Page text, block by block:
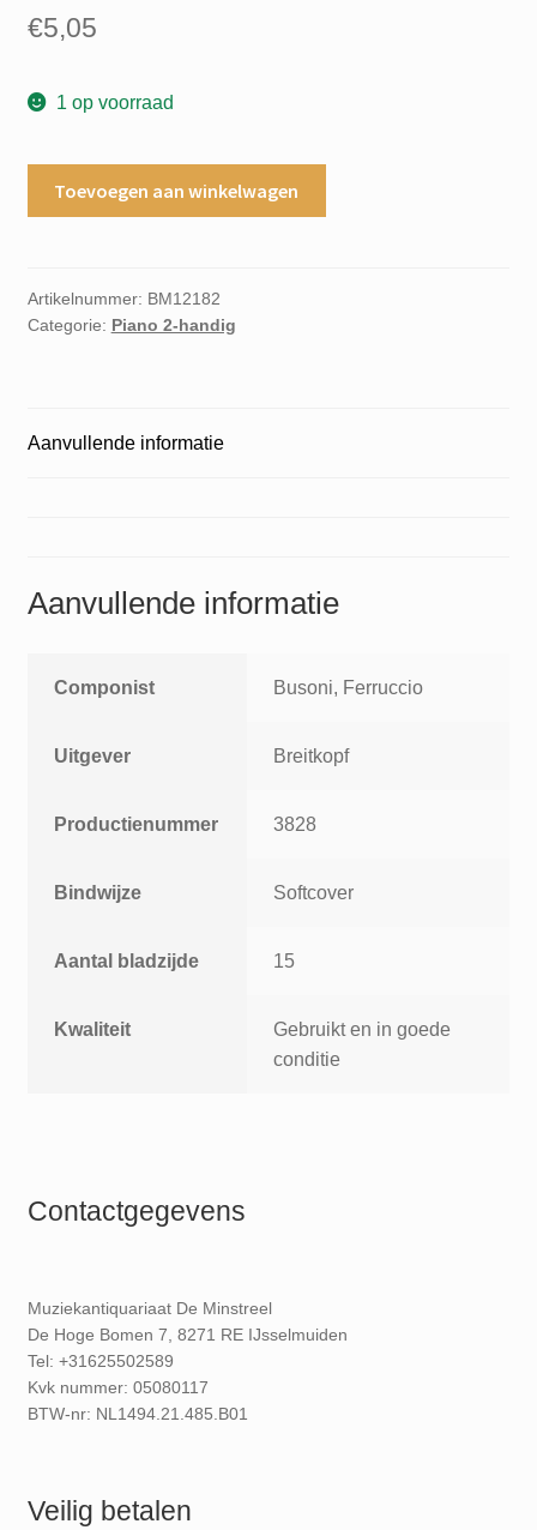
€5,05
1 op voorraad
aantal
Toevoegen aan winkelwagen
Artikelnummer: BM12182
Categorie: Piano 2-handig
Aanvullende informatie
Aanvullende informatie
Componist Busoni, Ferruccio
Uitgever Breitkopf
Productienummer 3828
Bindwijze Softcover
Aantal bladzijde 15
Kwaliteit
Gebruikt en in goede
conditie
Contactgegevens
Muziekantiquariaat De Minstreel
De Hoge Bomen 7, 8271 RE IJsselmuiden
Tel: +31625502589
Kvk nummer: 05080117
BTW-nr: NL1494.21.485.B01
Veilig betalen